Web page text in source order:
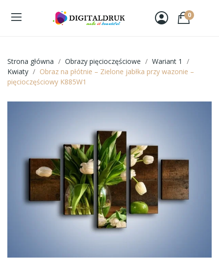
0
Strona główna Obrazy pięcioczęściowe
Wariant 1
Kwiaty
Obraz na płótnie – Zielone jabłka przy wazonie –
pięcioczęściowy K885W1